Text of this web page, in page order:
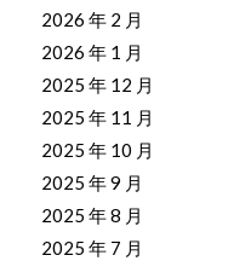
2026 年 2 月
2026 年 1 月
2025 年 12 月
2025 年 11 月
2025 年 10 月
2025 年 9 月
2025 年 8 月
2025 年 7 月